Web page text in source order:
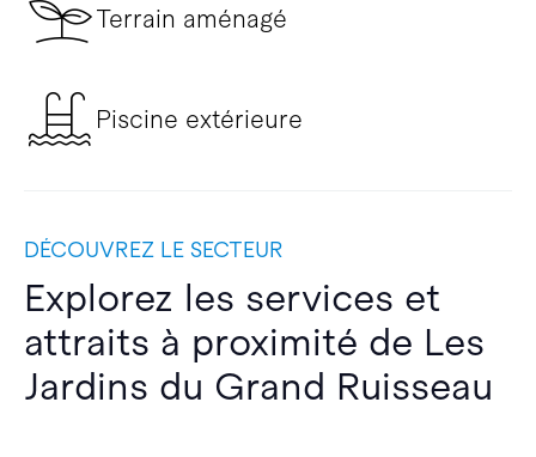
Terrain aménagé
Piscine extérieure
DÉCOUVREZ LE SECTEUR
Explorez les services et
attraits à proximité de Les
Jardins du Grand Ruisseau